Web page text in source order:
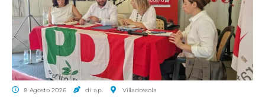
8 Agosto 2026 di a.p. Villadossola